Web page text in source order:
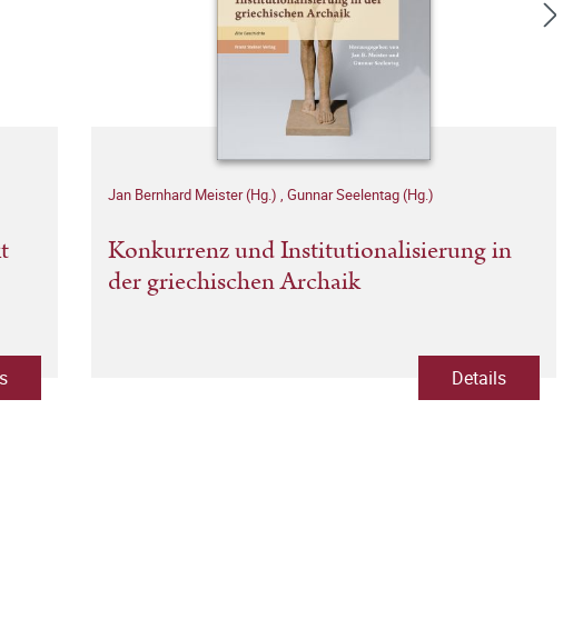
Jan Bernhard Meister (Hg.) , Gunnar Seelentag (Hg.)
Konkurrenz und Institutionalisierung in
der griechischen Archaik
Details